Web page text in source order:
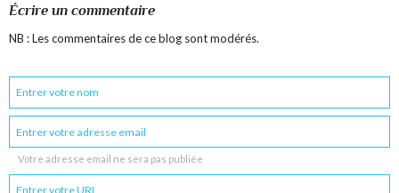
Écrire un commentaire
NB : Les commentaires de ce blog sont modérés.
Votre adresse email ne sera pas publiée